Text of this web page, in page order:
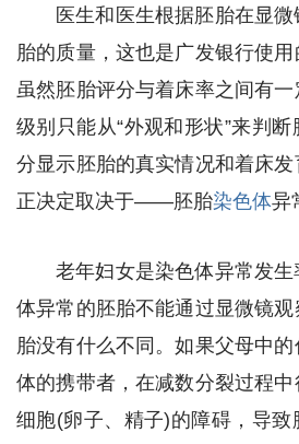
医生和医生根据胚胎在显
胎的质量，这也是广发银行使用
虽然胚胎评分与着床率之间有
级别只能从“外观和形状”来判
分显示胚胎的真实情况和着床
正决定取决于——胚胎染色体异
老年妇女是染色体异常发
体异常的胚胎不能通过显微镜
胎没有什么不同。如果父母中
体的携带者，在减数分裂过程
细胞(卵子、精子)的障碍，导致